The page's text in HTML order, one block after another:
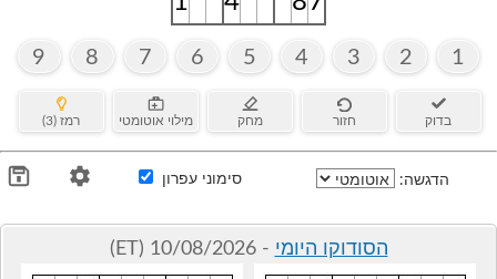
1
2
3
4
5
6
7
8
9
בדוק חזור מחק מילוי אוטומטי רמז (3)
הדגשה: סימוני עפרון
הסודוקו היומי- 10/08/2026 (ET)